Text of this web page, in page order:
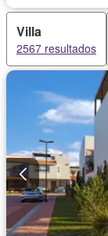
Cocina integral
Electricidad
Internet
Jardín
Sala polivalente
Zonas verdes
Villa
2567 resultados